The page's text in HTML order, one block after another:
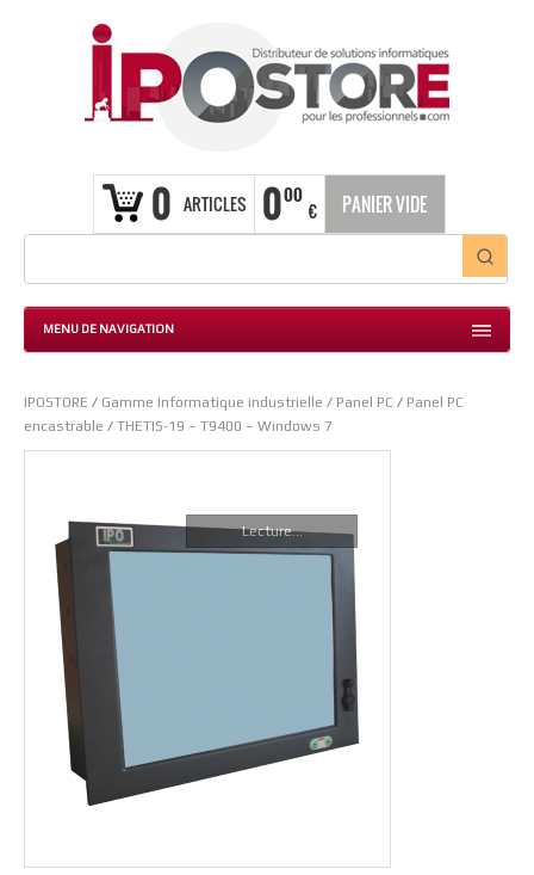
0 ARTICLES 000
€ PANIER VIDE
MENU DE NAVIGATION
IPOSTORE / Gamme Informatique industrielle / Panel PC / Panel PC
encastrable / THETIS-19 – T9400 – Windows 7
Lecture...